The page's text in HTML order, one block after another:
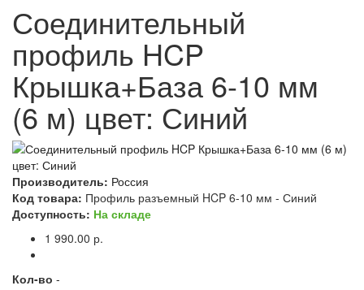
Соединительный
профиль HCP
Крышка+База 6-10 мм
(6 м) цвет: Синий
Производитель: Россия
Код товара: Профиль разъемный HCP 6-10 мм - Синий
Доступность: На складе
1 990.00 р.
Кол-во -